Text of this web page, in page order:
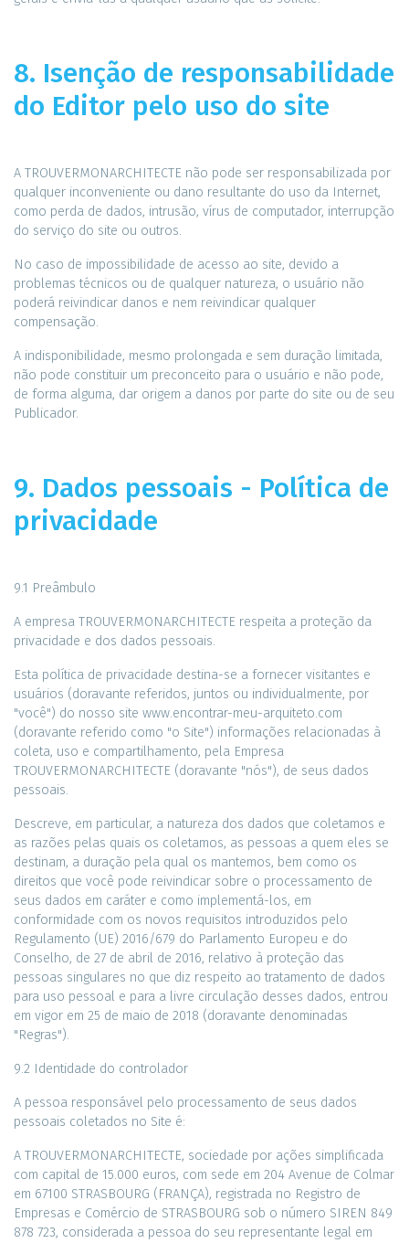
8. Isenção de responsabilidade
do Editor pelo uso do site
A TROUVERMONARCHITECTE não pode ser responsabilizada por
qualquer inconveniente ou dano resultante do uso da Internet,
como perda de dados, intrusão, vírus de computador, interrupção
do serviço do site ou outros.
No caso de impossibilidade de acesso ao site, devido a
problemas técnicos ou de qualquer natureza, o usuário não
poderá reivindicar danos e nem reivindicar qualquer
compensação.
A indisponibilidade, mesmo prolongada e sem duração limitada,
não pode constituir um preconceito para o usuário e não pode,
de forma alguma, dar origem a danos por parte do site ou de seu
Publicador.
9. Dados pessoais - Política de
privacidade
9.1 Preâmbulo
A empresa TROUVERMONARCHITECTE respeita a proteção da
privacidade e dos dados pessoais.
Esta política de privacidade destina-se a fornecer visitantes e
usuários (doravante referidos, juntos ou individualmente, por
"você") do nosso site www.encontrar-meu-arquiteto.com
(doravante referido como "o Site") informações relacionadas à
coleta, uso e compartilhamento, pela Empresa
TROUVERMONARCHITECTE (doravante "nós"), de seus dados
pessoais.
Descreve, em particular, a natureza dos dados que coletamos e
as razões pelas quais os coletamos, as pessoas a quem eles se
destinam, a duração pela qual os mantemos, bem como os
direitos que você pode reivindicar sobre o processamento de
seus dados em caráter e como implementá-los, em
conformidade com os novos requisitos introduzidos pelo
Regulamento (UE) 2016/679 do Parlamento Europeu e do
Conselho, de 27 de abril de 2016, relativo à proteção das
pessoas singulares no que diz respeito ao tratamento de dados
para uso pessoal e para a livre circulação desses dados, entrou
em vigor em 25 de maio de 2018 (doravante denominadas
"Regras").
9.2 Identidade do controlador
A pessoa responsável pelo processamento de seus dados
pessoais coletados no Site é:
A TROUVERMONARCHITECTE, sociedade por ações simplificada
com capital de 15.000 euros, com sede em 204 Avenue de Colmar
em 67100 STRASBOURG (FRANÇA), registrada no Registro de
Empresas e Comércio de STRASBOURG sob o número SIREN 849
878 723, considerada a pessoa do seu representante legal em